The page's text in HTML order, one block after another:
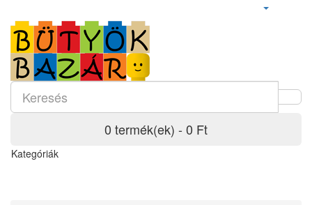
0 termék(ek) - 0 Ft
Kategóriák